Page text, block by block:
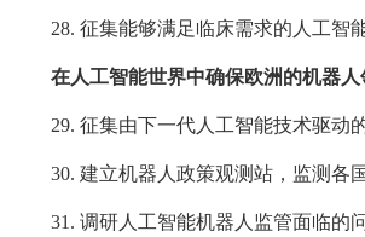
28. 征集能够满足临床需求的人工智
在人工智能世界中确保欧洲的机器人
29. 征集由下一代人工智能技术驱动
30. 建立机器人政策观测站，监测各
31. 调研人工智能机器人监管面临的问